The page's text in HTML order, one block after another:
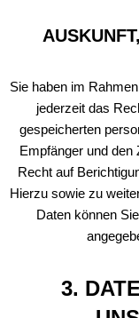
Sie haben im
jederzeit das
gespeicherten
Empfänger und den
Recht auf
Hierzu sowie zu
Daten können
3.